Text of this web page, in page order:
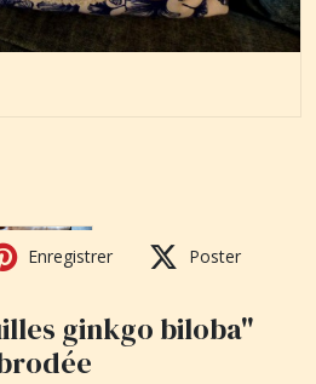
Enregistrer Poster
ginkgo biloba"